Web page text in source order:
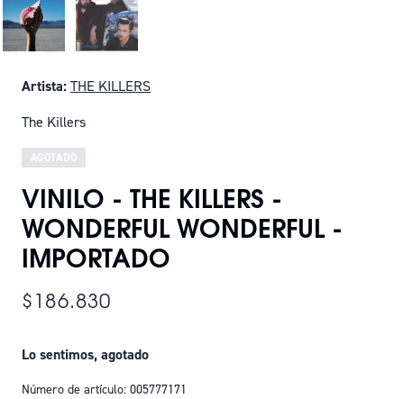
Artista:THE KILLERS
The Killers
AGOTADO
VINILO - THE KILLERS -
WONDERFUL WONDERFUL -
IMPORTADO
$186.830
Lo sentimos, agotado
Número de artículo: 005777171